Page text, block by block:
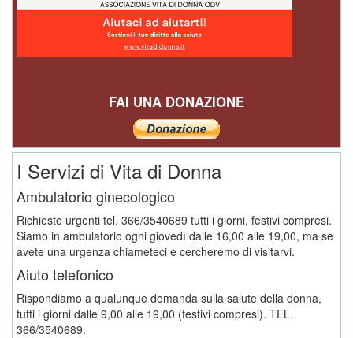
FAI UNA DONAZIONE
I Servizi di Vita di Donna
Ambulatorio ginecologico
Richieste urgenti tel. 366/3540689 tutti i giorni, festivi compresi.
Siamo in ambulatorio ogni giovedì dalle 16,00 alle 19,00, ma se
avete una urgenza chiameteci e cercheremo di visitarvi.
Aiuto telefonico
Rispondiamo a qualunque domanda sulla salute della donna,
tutti i giorni dalle 9,00 alle 19,00 (festivi compresi). TEL.
366/3540689.